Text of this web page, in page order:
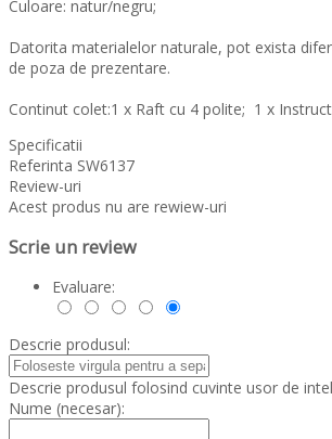
Culoare: natur/negru;
Datorita materialelor naturale, pot exista
de poza de prezentare.
Continut colet:1 x Raft cu 4 polite; 1 x
Specificatii
Referinta SW6137
Review-uri
Acest produs nu are rewiew-uri
Scrie un review
Evaluare:
Descrie produsul:
Descrie produsul folosind cuvinte usor de
Nume (necesar):